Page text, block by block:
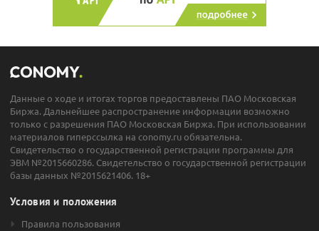
Данные о ходе и итогах торгов предоставлены ПАО Московская
Биржа. Дальнейшее распространение информации возможно
только с разрешения ПАО Московская Биржа. При использовании
материалов гиперссылка на conomy.ru обязательна.
Свидетельство о государственной регистрации программы для
ЭВМ №2015660286. Свидетельство о государственной регистрации
базы данных №2015621406. 18+
Условия и положения
Правила пользования